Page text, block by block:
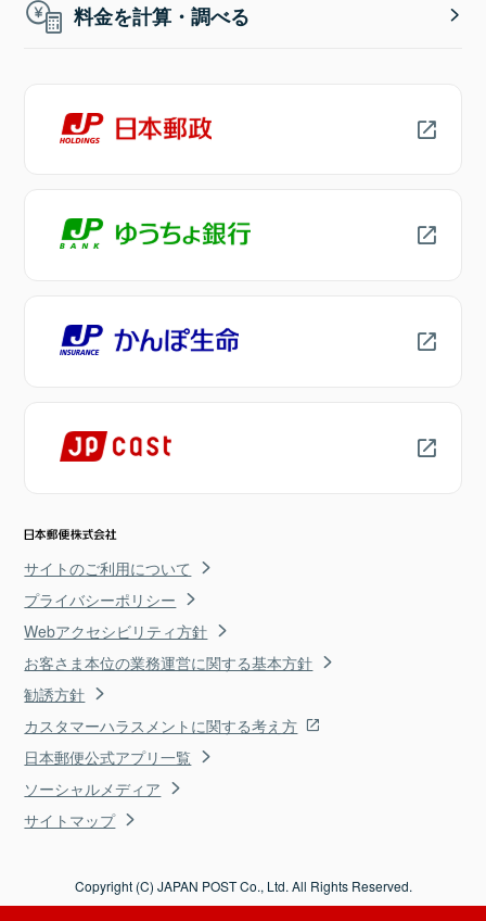
料金を計算・調べる
サイトのご利用について
プライバシーポリシー
Webアクセシビリティ方針
お客さま本位の業務運営に関する基本方針
勧誘方針
カスタマーハラスメントに関する考え方
日本郵便公式アプリ一覧
ソーシャルメディア
サイトマップ
Copyright (C) JAPAN POST Co., Ltd. All Rights Reserved.